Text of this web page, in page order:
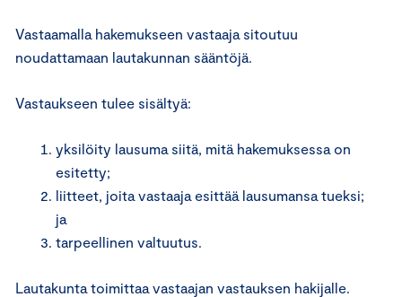
Vastaamalla hakemukseen vastaaja sitoutuu
noudattamaan lautakunnan sääntöjä.
Vastaukseen tulee sisältyä:
yksilöity lausuma siitä, mitä hakemuksessa on
esitetty;
liitteet, joita vastaaja esittää lausumansa tueksi;
ja
tarpeellinen valtuutus.
Lautakunta toimittaa vastaajan vastauksen hakijalle.